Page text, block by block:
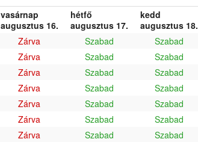
vasárnap
augusztus 16.
hétfő
augusztus 17.
kedd
augusztus 18.
Zárva Szabad Szabad
Zárva Szabad Szabad
Zárva Szabad Szabad
Zárva Szabad Szabad
Zárva Szabad Szabad
Zárva Szabad Szabad
Zárva Szabad Szabad